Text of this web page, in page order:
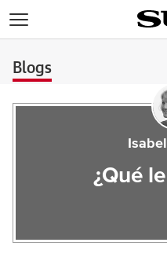
Blogs
¿Qué